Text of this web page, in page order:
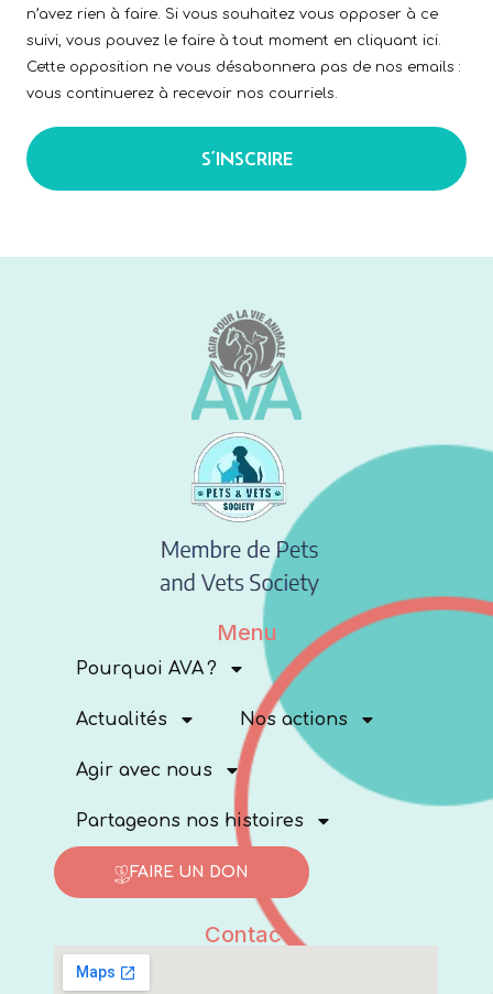
n’avez rien à faire. Si vous souhaitez vous opposer à ce
suivi, vous pouvez le faire à tout moment en cliquant ici.
Cette opposition ne vous désabonnera pas de nos emails :
vous continuerez à recevoir nos courriels.
S’INSCRIRE
Menu
Pourquoi AVA ?
Actualités Nos actions
Agir avec nous
Partageons nos histoires
FAIRE UN DON
Contact